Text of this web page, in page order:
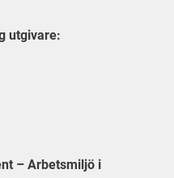
utgivare:
– Arbetsmiljö i